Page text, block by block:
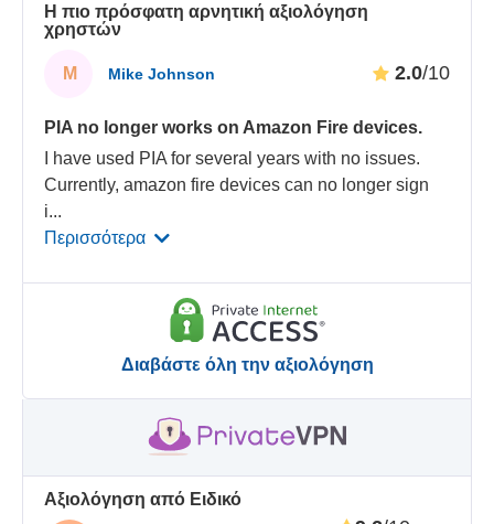
Η πιο πρόσφατη αρνητική αξιολόγηση
χρηστών
M Mike Johnson 2.0/10
PIA no longer works on Amazon Fire devices.
I have used PIA for several years with no issues.
Currently, amazon fire devices can no longer sign
i...
Περισσότερα
Διαβάστε όλη την αξιολόγηση
Αξιολόγηση από Ειδικό